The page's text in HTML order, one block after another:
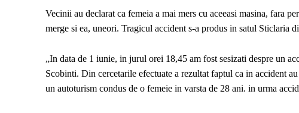
Vecinii au declarat ca femeia a mai mers cu aceeasi masina, fara
merge si ea, uneori. Tragicul accident s-a produs in satul Sticlaria
„In data de 1 iunie, in jurul orei 18,45 am fost sesizati despre un
Scobinti. Din cercetarile efectuate a rezultat faptul ca in accident
un autoturism condus de o femeie in varsta de 28 ani. in urma